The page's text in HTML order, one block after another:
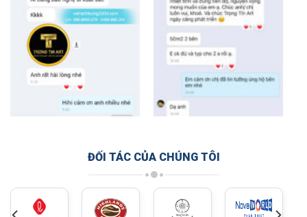
ĐỐI TÁC CỦA CHÚNG TÔI